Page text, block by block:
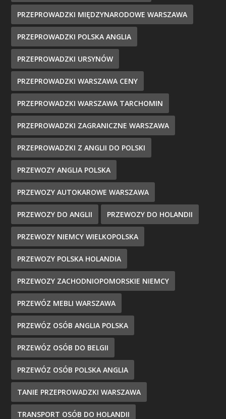
PRZEPROWADZKI MIĘDZYNARODOWE WARSZAWA
PRZEPROWADZKI POLSKA ANGLIA
PRZEPROWADZKI URSYNÓW
PRZEPROWADZKI WARSZAWA CENY
PRZEPROWADZKI WARSZAWA TARCHOMIN
PRZEPROWADZKI ZAGRANICZNE WARSZAWA
PRZEPROWADZKI Z ANGLII DO POLSKI
PRZEWOZY ANGLIA POLSKA
PRZEWOZY AUTOKAROWE WARSZAWA
PRZEWOZY DO ANGLII PRZEWOZY DO HOLANDII
PRZEWOZY NIEMCY WIELKOPOLSKA
PRZEWOZY POLSKA HOLANDIA
PRZEWOZY ZACHODNIOPOMORSKIE NIEMCY
PRZEWÓZ MEBLI WARSZAWA
PRZEWÓZ OSÓB ANGLIA POLSKA
PRZEWÓZ OSÓB DO BELGII
PRZEWÓZ OSÓB POLSKA ANGLIA
TANIE PRZEPROWADZKI WARSZAWA
TRANSPORT OSÓB DO HOLANDII